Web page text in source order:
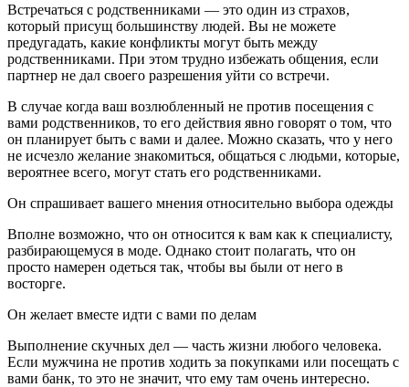
Встречаться с родственниками ― это один из страхов,
который присущ большинству людей. Вы не можете
предугадать, какие конфликты могут быть между
родственниками. При этом трудно избежать общения, если
партнер не дал своего разрешения уйти со встречи.
В случае когда ваш возлюбленный не против посещения с
вами родственников, то его действия явно говорят о том, что
он планирует быть с вами и далее. Можно сказать, что у него
не исчезло желание знакомиться, общаться с людьми, которые,
вероятнее всего, могут стать его родственниками.
Он спрашивает вашего мнения относительно выбора одежды
Вполне возможно, что он относится к вам как к специалисту,
разбирающемуся в моде. Однако стоит полагать, что он
просто намерен одеться так, чтобы вы были от него в
восторге.
Он желает вместе идти с вами по делам
Выполнение скучных дел ― часть жизни любого человека.
Если мужчина не против ходить за покупками или посещать с
вами банк, то это не значит, что ему там очень интересно.